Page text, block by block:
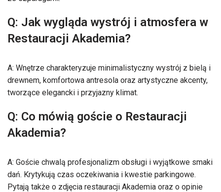
Q: Jak wygląda wystrój i atmosfera w
Restauracji Akademia?
A: Wnętrze charakteryzuje minimalistyczny wystrój z bielą i
drewnem, komfortowa antresola oraz artystyczne akcenty,
tworzące elegancki i przyjazny klimat.
Q: Co mówią goście o Restauracji
Akademia?
A: Goście chwalą profesjonalizm obsługi i wyjątkowe smaki
dań. Krytykują czas oczekiwania i kwestie parkingowe.
Pytają także o zdjęcia restauracji Akademia oraz o opinie